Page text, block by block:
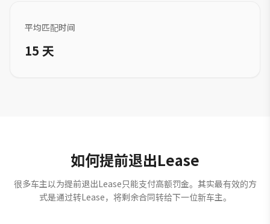
平均匹配时间
15 天
如何提前退出Lease
很多车主以为提前退出Lease只能支付高额罚金。其实最有效的方
式是通过转Lease，将剩余合同转给下一位新车主。